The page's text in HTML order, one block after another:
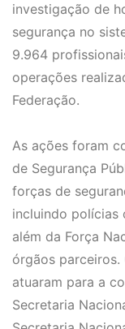
investigação de
segurança no
9.964
operações
Federação.
As ações foram
de Segurança
forças de
incluindo polícias
além da Força
órgãos
atuaram para a
Secretaria